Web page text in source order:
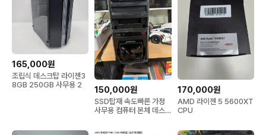
165,000원
조립식 데스크탑 라이젠3
8GB 250GB 사무용 2
150,000원
SSD탑재 속도빠른 가정
사무용 컴퓨터 본체 데스
170,000원
AMD 라이젠 5 5600XT
CPU